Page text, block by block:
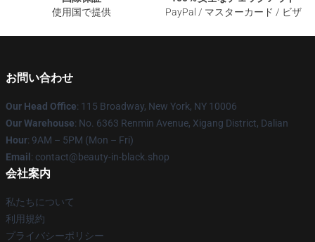
使用国で提供
PayPal / マスターカード / ビザ
お問い合わせ
Our Head Office: 115 Broadway, New York, NY 10006
Our Warehouse: No. 6363 Renmin Avenue, Xigang District, Dalian
Hour: 9AM – 5PM (Mon – Fri)
Email : contact@beauty-in-black.shop
会社案内
私たちについて
利用規約
プライバシーポリシー